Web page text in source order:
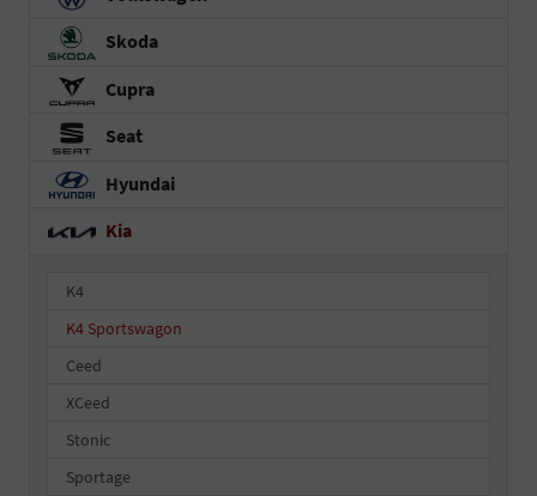
Skoda
Cupra
Seat
Hyundai
Kia
K4
K4 Sportswagon
Ceed
XCeed
Stonic
Sportage